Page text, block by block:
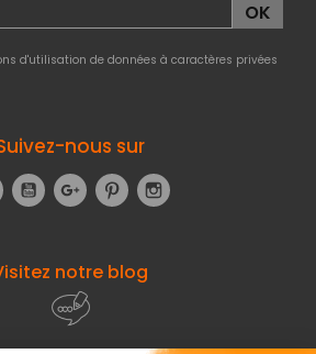
d'utilisation de données à caractères privées
nous sur
FacebookYouTubeGoogle+Pinterest
notre blog